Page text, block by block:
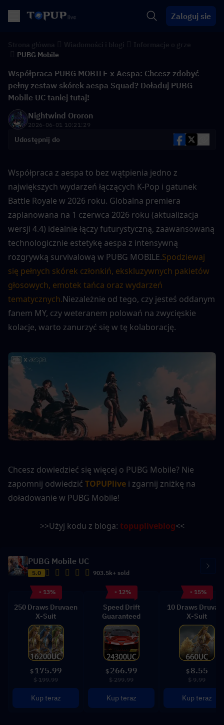
Zaloguj sie
PUBG Mobile
Współpraca PUBG MOBILE x Aespa: Chcesz zdobyć
pełny zestaw skórek aespa Squad? Doładuj PUBG
Mobile UC taniej tutaj!
Nightwind Ororon
2026-06-01 10:21:29
Udostępnij do
Współpraca z aespa to bez wątpienia jedno z
największych wydarzeń łączących K-Pop i gatunek
Battle Royale w 2026 roku. Globalna premiera
zaplanowana na 1 czerwca 2026 roku (aktualizacja
wersji 4.4) idealnie łączy futurystyczną, zaawansowaną
technologicznie estetykę aespa z intensywną
rozgrywką survivalową w PUBG MOBILE.Spodziewaj
się pełnych skórek członkiń, ekskluzywnych pakietów
głosowych, emotek tańca oraz wydarzeń
tematycznych.Niezależnie od tego, czy jesteś oddanym
fanem MY, czy weteranem polowań na zwycięskie
kolacje, warto zanurzyć się w tę kolaborację.
Chcesz dowiedzieć się więcej o PUBG Mobile? Nie
zapomnij odwiedzić TOPUPlive i zgarnij zniżkę na
doładowanie w PUBG Mobile!
>>Użyj kodu z bloga: topupliveblog<<
PUBG Mobile UC
5.0 903.5k+ sold
- 13%
250 Draws Druvaen
X-Suit
$ 175.99
$ 199.99
Kup teraz
- 12%
Speed Drift
Guaranteed
$ 266.99
$ 299.99
Kup teraz
- 15%
10 Draws
X-Suit
$ 8.55
$ 9.99
Kup teraz